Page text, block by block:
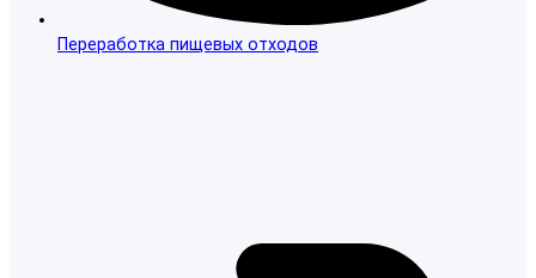
Переработка пищевых отходов